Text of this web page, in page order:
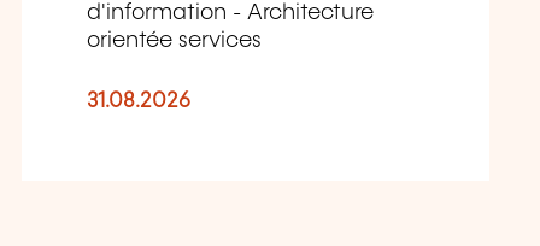
d'information - Architecture
orientée services
31.08.2026